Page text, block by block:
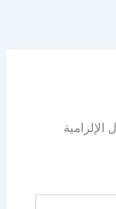
الإلزامية